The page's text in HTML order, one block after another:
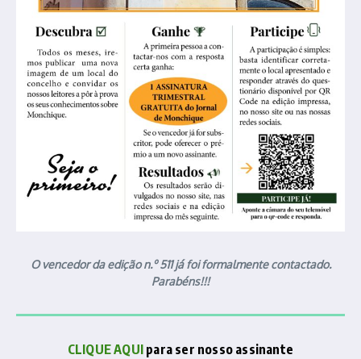
O vencedor da edição n.º 511 já foi formalmente contactado.
Parabéns!!!
CLIQUE AQUI para ser nosso assinante